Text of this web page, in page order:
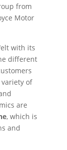
from
Motor
with its
different
of
are
, which is
and